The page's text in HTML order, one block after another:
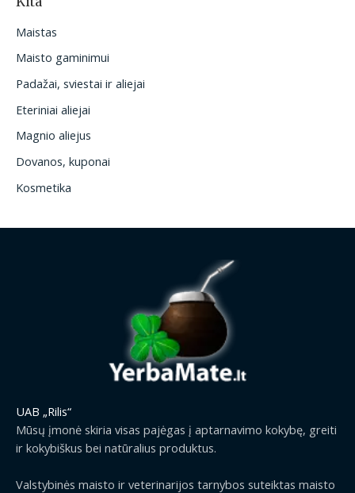
Maistas
Maisto gaminimui
Padažai, sviestai ir aliejai
Eteriniai aliejai
Magnio aliejus
Dovanos, kuponai
Kosmetika
UAB „Rilis“
Mūsų įmonė skiria visas pajėgas į aptarnavimo kokybę, greiti
ir kokybiškus bei natūralius produktus.
Valstybinės maisto ir veterinarijos tarnybos suteiktas maisto